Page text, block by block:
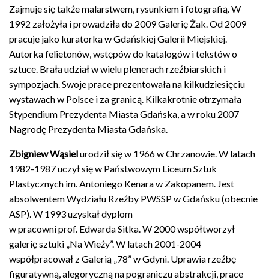
Zajmuje się także malarstwem, rysunkiem i fotografią. W
1992 założyła i prowadziła do 2009 Galerię Żak. Od 2009
pracuje jako kuratorka w Gdańskiej Galerii Miejskiej.
Autorka felietonów, wstępów do katalogów i tekstów o
sztuce. Brała udział w wielu plenerach rzeźbiarskich i
sympozjach. Swoje prace prezentowała na kilkudziesięciu
wystawach w Polsce i za granicą. Kilkakrotnie otrzymała
Stypendium Prezydenta Miasta Gdańska, a w roku 2007
Nagrodę Prezydenta Miasta Gdańska.
Zbigniew Wąsielurodził się w 1966 w Chrzanowie. W latach
1982-1987 uczył się w Państwowym Liceum Sztuk
Plastycznych im. Antoniego Kenara w Zakopanem. Jest
absolwentem Wydziału Rzeźby PWSSP w Gdańsku (obecnie
ASP). W 1993 uzyskał dyplom
w pracowni prof. Edwarda Sitka. W 2000 współtworzył
galerię sztuki „Na Wieży”. W latach 2001-2004
współpracował z Galerią „78” w Gdyni. Uprawia rzeźbę
figuratywną, alegoryczną na pograniczu abstrakcji, prace